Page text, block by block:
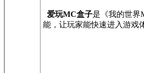
爱玩MC盒子是《我的世界
能，让玩家能快速进入游戏